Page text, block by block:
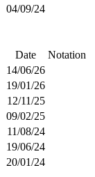
04/09/24
Date
Notation
14/06/26
19/01/26
12/11/25
09/02/25
11/08/24
19/06/24
20/01/24